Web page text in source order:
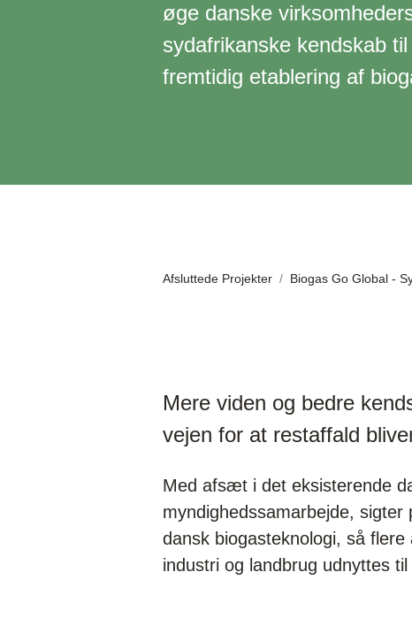
øge danske
sydafrikanske kendskab
fremtidig etablering af
Afsluttede Projekter Biogas Go Global -
Mere viden og bedre
vejen for at restaffald
Med afsæt i det eksisterende
myndighedssamarbejde,
dansk biogasteknologi, så
industri og landbrug udnyttes